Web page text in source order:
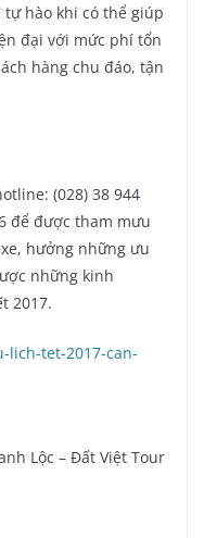
hào khi có thể giúp
đại với mức phí tổn
hàng chu đáo, tận
(028) 38 944
để được tham mưu
hưởng những ưu
những kinh
2017.
lich-tet-2017-can-
Lộc – Đất Việt Tour